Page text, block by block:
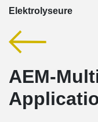
Elektrolyseure
AEM-